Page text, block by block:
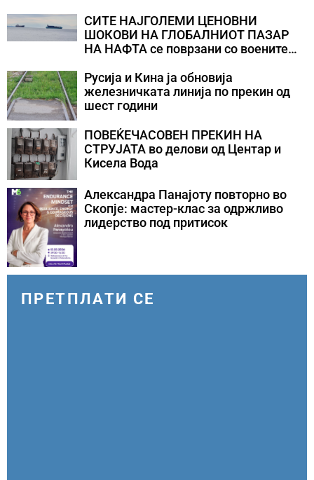
СИТЕ НАЈГОЛЕМИ ЦЕНОВНИ
ШОКОВИ НА ГЛОБАЛНИОТ ПАЗАР
НА НАФТА се поврзани со воените
Русија и Кина ја обновија
железничката линија по прекин од
шест години
ПОВЕЌЕЧАСОВЕН ПРЕКИН НА
СТРУЈАТА во делови од Центар и
Кисела Вода
Александра Панајоту повторно во
Скопје: мастер-клас за одржливо
лидерство под притисок
ПРЕТПЛАТИ СЕ